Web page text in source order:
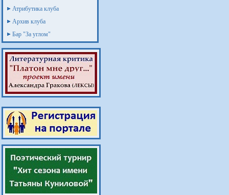
Атрибутика клуба
Архив клуба
Бар "За углом"